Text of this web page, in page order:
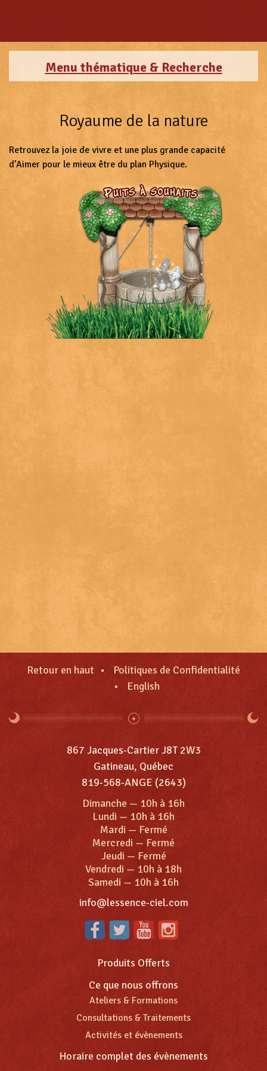
Menu thématique & Recherche
Royaume de la nature
Retrouvez la joie de vivre et une plus grande capacité
d’Aimer pour le mieux être du plan Physique.
Retour en haut
Politiques de Confidentialité
English
867 Jacques-Cartier J8T 2W3
Gatineau, Québec
819-568-ANGE (2643)
Dimanche — 10h à 16h
Lundi — 10h à 16h
Mardi — Fermé
Mercredi — Fermé
Jeudi — Fermé
Vendredi — 10h à 18h
Samedi — 10h à 16h
info@lessence-ciel.com
Produits Offerts
Ce que nous offrons
Ateliers & Formations
Consultations & Traitements
Activités et évènements
Horaire complet des évènements